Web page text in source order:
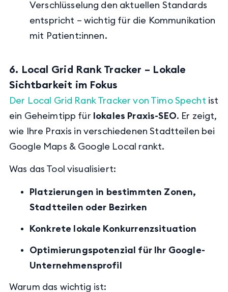
Verschlüsselung den aktuellen Standards
entspricht – wichtig für die Kommunikation
mit Patient:innen.
6. Local Grid Rank Tracker – Lokale
Sichtbarkeit im Fokus
Der Local Grid Rank Tracker von Timo Specht ist
ein Geheimtipp für
lokales Praxis-SEO. Er zeigt,
wie Ihre Praxis in verschiedenen Stadtteilen bei
Google Maps & Google Local rankt.
Was das Tool visualisiert:
Platzierungen in bestimmten Zonen,
Stadtteilen oder Bezirken
Konkrete lokale Konkurrenzsituation
Optimierungspotenzial für Ihr Google-
Unternehmensprofil
Warum das wichtig ist: